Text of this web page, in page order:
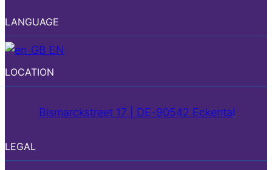
LANGUAGE
EN
LOCATION
Bismarckstreet 17 | DE-90542 Eckental
LEGAL